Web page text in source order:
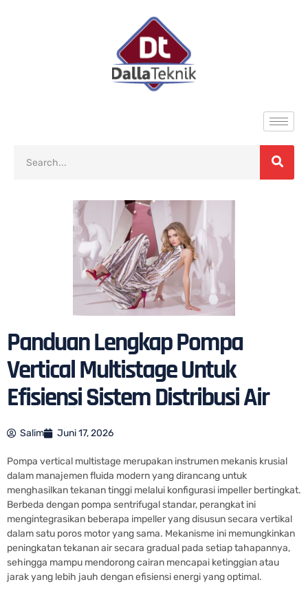
Panduan Lengkap Pompa
Vertical Multistage Untuk
Efisiensi Sistem Distribusi Air
Salim Juni 17, 2026
Pompa vertical multistage merupakan instrumen mekanis krusial
dalam manajemen fluida modern yang dirancang untuk
menghasilkan tekanan tinggi melalui konfigurasi impeller bertingkat.
Berbeda dengan pompa sentrifugal standar, perangkat ini
mengintegrasikan beberapa impeller yang disusun secara vertikal
dalam satu poros motor yang sama. Mekanisme ini memungkinkan
peningkatan tekanan air secara gradual pada setiap tahapannya,
sehingga mampu mendorong cairan mencapai ketinggian atau
jarak yang lebih jauh dengan efisiensi energi yang optimal.